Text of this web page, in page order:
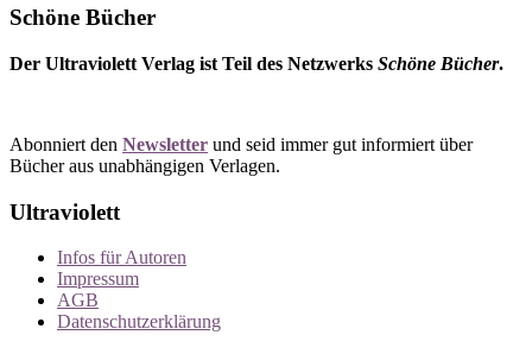
Schöne Bücher
Der Ultraviolett Verlag ist Teil des Netzwerks Schöne Bücher.
Abonniert den Newsletter und seid immer gut informiert über
Bücher aus unabhängigen Verlagen.
Ultraviolett
Infos für Autoren
Impressum
AGB
Datenschutzerklärung